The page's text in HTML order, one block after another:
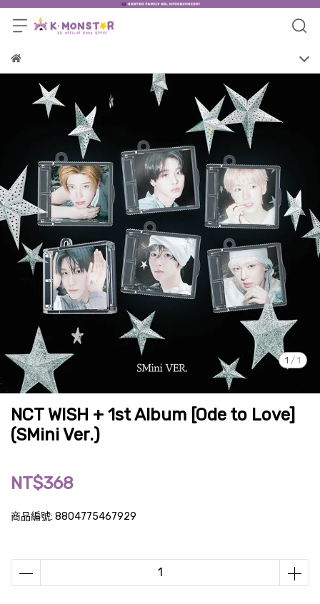
1 / 1
NCT WISH + 1st Album [Ode to Love]
(SMini Ver.)
NT$368
商品編號: 8804775467929